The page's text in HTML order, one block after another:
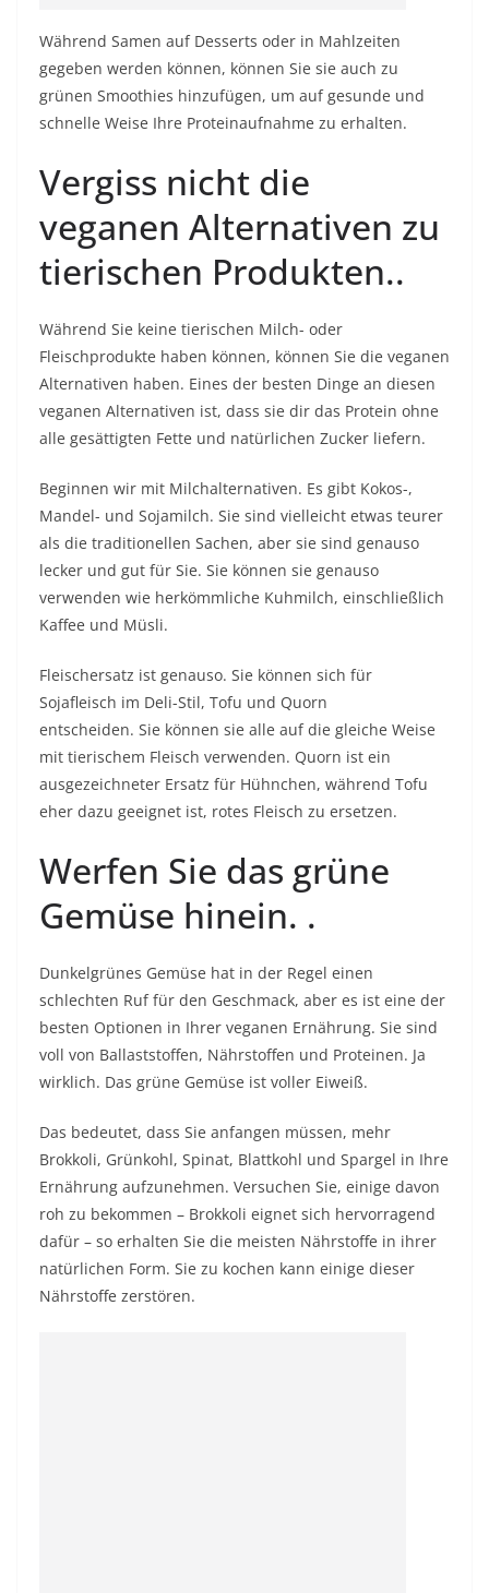
Während Samen auf Desserts oder in Mahlzeiten
gegeben werden können, können Sie sie auch zu
grünen Smoothies hinzufügen, um auf gesunde und
schnelle Weise Ihre Proteinaufnahme zu erhalten.
Vergiss nicht die
veganen Alternativen zu
tierischen Produkten..
Während Sie keine tierischen Milch- oder
Fleischprodukte haben können, können Sie die veganen
Alternativen haben. Eines der besten Dinge an diesen
veganen Alternativen ist, dass sie dir das Protein ohne
alle gesättigten Fette und natürlichen Zucker liefern.
Beginnen wir mit Milchalternativen. Es gibt Kokos-,
Mandel- und Sojamilch. Sie sind vielleicht etwas teurer
als die traditionellen Sachen, aber sie sind genauso
lecker und gut für Sie. Sie können sie genauso
verwenden wie herkömmliche Kuhmilch, einschließlich
Kaffee und Müsli.
Fleischersatz ist genauso. Sie können sich für
Sojafleisch im Deli-Stil, Tofu und Quorn
entscheiden. Sie können sie alle auf die gleiche Weise
mit tierischem Fleisch verwenden. Quorn ist ein
ausgezeichneter Ersatz für Hühnchen, während Tofu
eher dazu geeignet ist, rotes Fleisch zu ersetzen.
Werfen Sie das grüne
Gemüse hinein. .
Dunkelgrünes Gemüse hat in der Regel einen
schlechten Ruf für den Geschmack, aber es ist eine der
besten Optionen in Ihrer veganen Ernährung. Sie sind
voll von Ballaststoffen, Nährstoffen und Proteinen. Ja
wirklich. Das grüne Gemüse ist voller Eiweiß.
Das bedeutet, dass Sie anfangen müssen, mehr
Brokkoli, Grünkohl, Spinat, Blattkohl und Spargel in Ihre
Ernährung aufzunehmen. Versuchen Sie, einige davon
roh zu bekommen – Brokkoli eignet sich hervorragend
dafür – so erhalten Sie die meisten Nährstoffe in ihrer
natürlichen Form. Sie zu kochen kann einige dieser
Nährstoffe zerstören.